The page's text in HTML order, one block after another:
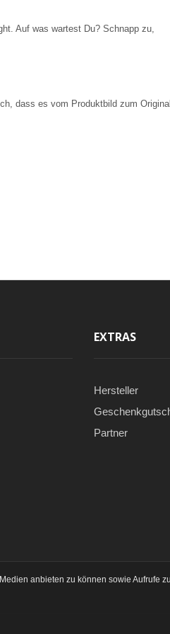
Auf was wartest Du? Schnapp zu,
dass es vom Produktbild zum Original
EXTRAS
Hersteller
Partner
anbieten zu können sowie Aufrufe